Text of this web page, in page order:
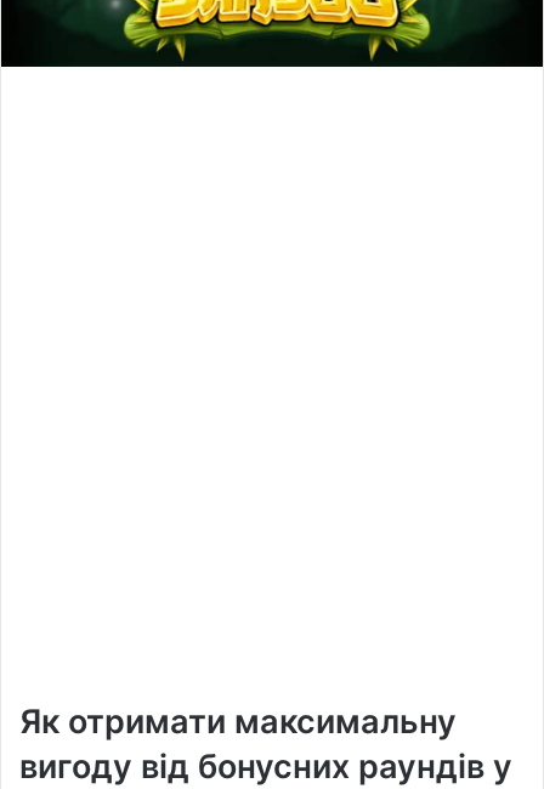
Як отримати максимальну
вигоду від бонусних раундів у